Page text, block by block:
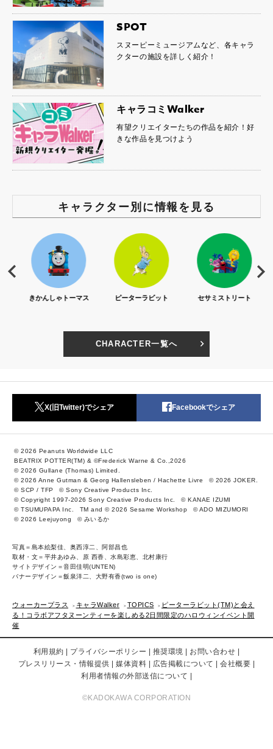
SPOT
スヌーピーミュージアムなど、各キャラ
クターの施設を詳しく紹介！
キャラコミWalker
有望クリエイターたちの作品を紹介！好
きな作品を見つけよう
キャラクター別に情報を見る
きかんしゃトーマス ピーターラビット セサミストリート
CHARACTER一覧へ
X(旧Twitter)でシェア Facebookでシェア
© 2026 Peanuts Worldwide LLC
BEATRIX POTTER(TM) & ©Frederick Warne & Co.,2026
© 2026 Gullane (Thomas) Limited.
© 2026 Anne Gutman & Georg Hallensleben / Hachette Livre
© 2026 JOKER.
© SCP / TFP
© Sony Creative Products Inc.
© Copyright 1997-2026 Sony Creative Products Inc.
© KANAE IZUMI
© TSUMUPAPA Inc.
TM and © 2026 Sesame Workshop
© ADO MIZUMORI
© 2026 Leejuyong
© みいるか
写真＝島本絵梨佳、奥西淳二、阿部昌也
取材・文＝平井あゆみ、原 西香、水島彩恵、北村康行
サイトデザイン＝音田佳明(UNTEN)
バナーデザイン＝飯泉洋二、大野有香(two is one)
ウォーカープラス キャラWalker TOPICS
ピーターラビット(TM)と会え
る！コラボアフタヌーンティーを楽しめる2日間限定のハロウィンイベント開
催
利用規約 プライバシーポリシー 推奨環境
お問い合わせ
プレスリリース・情報提供
媒体資料 広告掲載について
会社概要
利用者情報の外部送信について
©KADOKAWA CORPORATION